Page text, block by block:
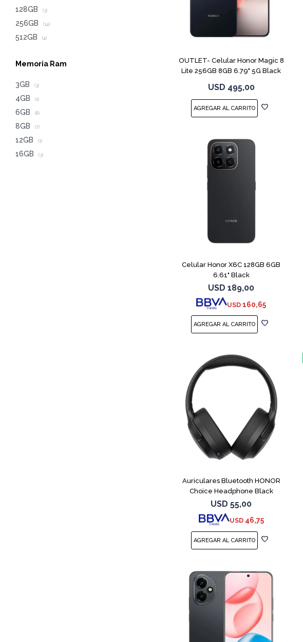
OUTLET- Celular Honor Magic 8
Lite 256GB 8GB 6.79" 5G Black
USD 495,00
COMPARAR
Celular Honor X6C 128GB 6GB
6.61" Black
USD 189,00
USD 160,65
COMPARAR
Auriculares Bluetooth HONOR
Choice Headphone Black
USD 55,00
USD 46,75
128GB (3)
256GB (14)
512GB (4)
Memoria Ram
3GB (3)
4GB (1)
6GB (8)
8GB (7)
12GB (1)
16GB (3)